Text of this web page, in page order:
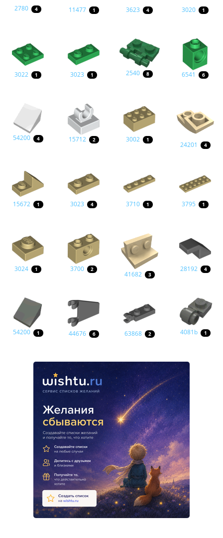
2780 4 11477 1 3623 4 3020 1
3022 1 3023 1 2540 8 6541 6
54200 4 15712 2 3002 1
24201 4
15672 1 3023 4 3710 1 3795 1
3024 1 3700 2
41682 3
28192 4
54200 1 44676 6 63868 2 4081b 1